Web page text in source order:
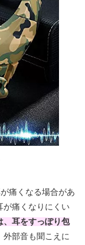
痛くなる場合があ
が痛くなりにくい
、耳をすっぽり包
外部音も聞こえに